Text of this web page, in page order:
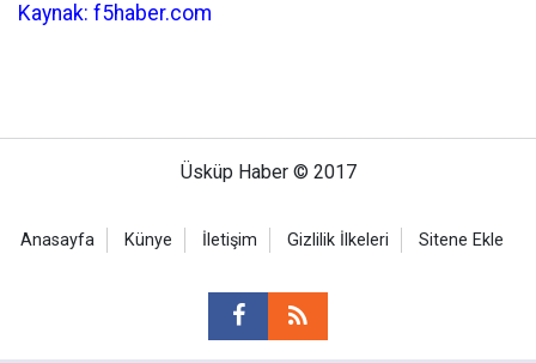
Kaynak: f5haber.com
Üsküp Haber © 2017
Anasayfa Künye İletişim Gizlilik İlkeleri Sitene Ekle